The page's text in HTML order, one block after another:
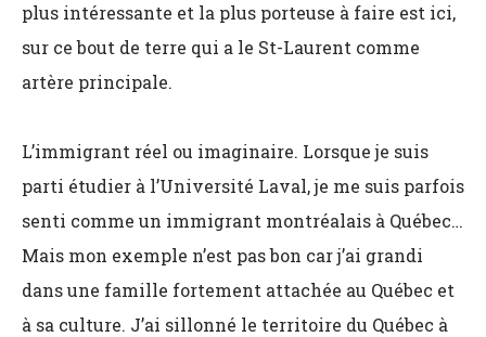
plus intéressante et la plus porteuse à faire est ici,
sur ce bout de terre qui a le St-Laurent comme
artère principale.
L’immigrant réel ou imaginaire. Lorsque je suis
parti étudier à l’Université Laval, je me suis parfois
senti comme un immigrant montréalais à Québec…
Mais mon exemple n’est pas bon car j’ai grandi
dans une famille fortement attachée au Québec et
à sa culture. J’ai sillonné le territoire du Québec à